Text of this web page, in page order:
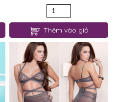
Thêm vào giỏ